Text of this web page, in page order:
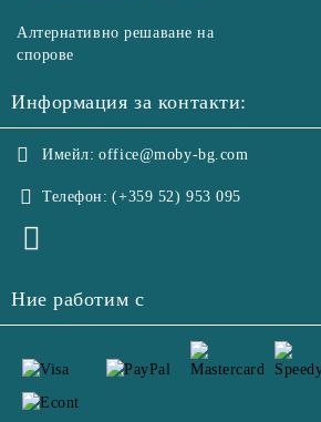
Алтернативно решаване на
спорове
Информация за контакти:
Имейл: office@moby-bg.com
Телефон: (+359 52) 953 095
Ние работим с